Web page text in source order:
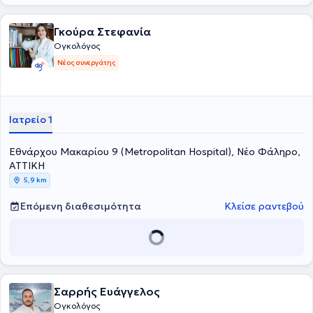
Γκούρα Στεφανία
Ογκολόγος
Νέος συνεργάτης
Ιατρείο 1
Εθνάρχου Μακαρίου 9 (Metropolitan Hospital), Νέο Φάληρο,
ΑΤΤΙΚΗ
5,9 km
Επόμενη διαθεσιμότητα Κλείσε ραντεβού
Σαρρής Ευάγγελος
Ογκολόγος